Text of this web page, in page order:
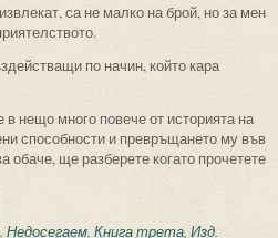
са не малко на брой, но за мен
по начин, който кара
в нещо много повече от историята на
способности и превръщането му във
обаче, ще разберете когато прочетете
Книга трета, Изд.